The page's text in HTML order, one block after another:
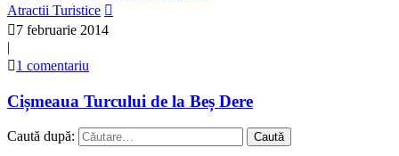
Atractii Turistice
7 februarie 2014
|
1 comentariu
Cișmeaua Turcului de la Beș Dere
Caută după: